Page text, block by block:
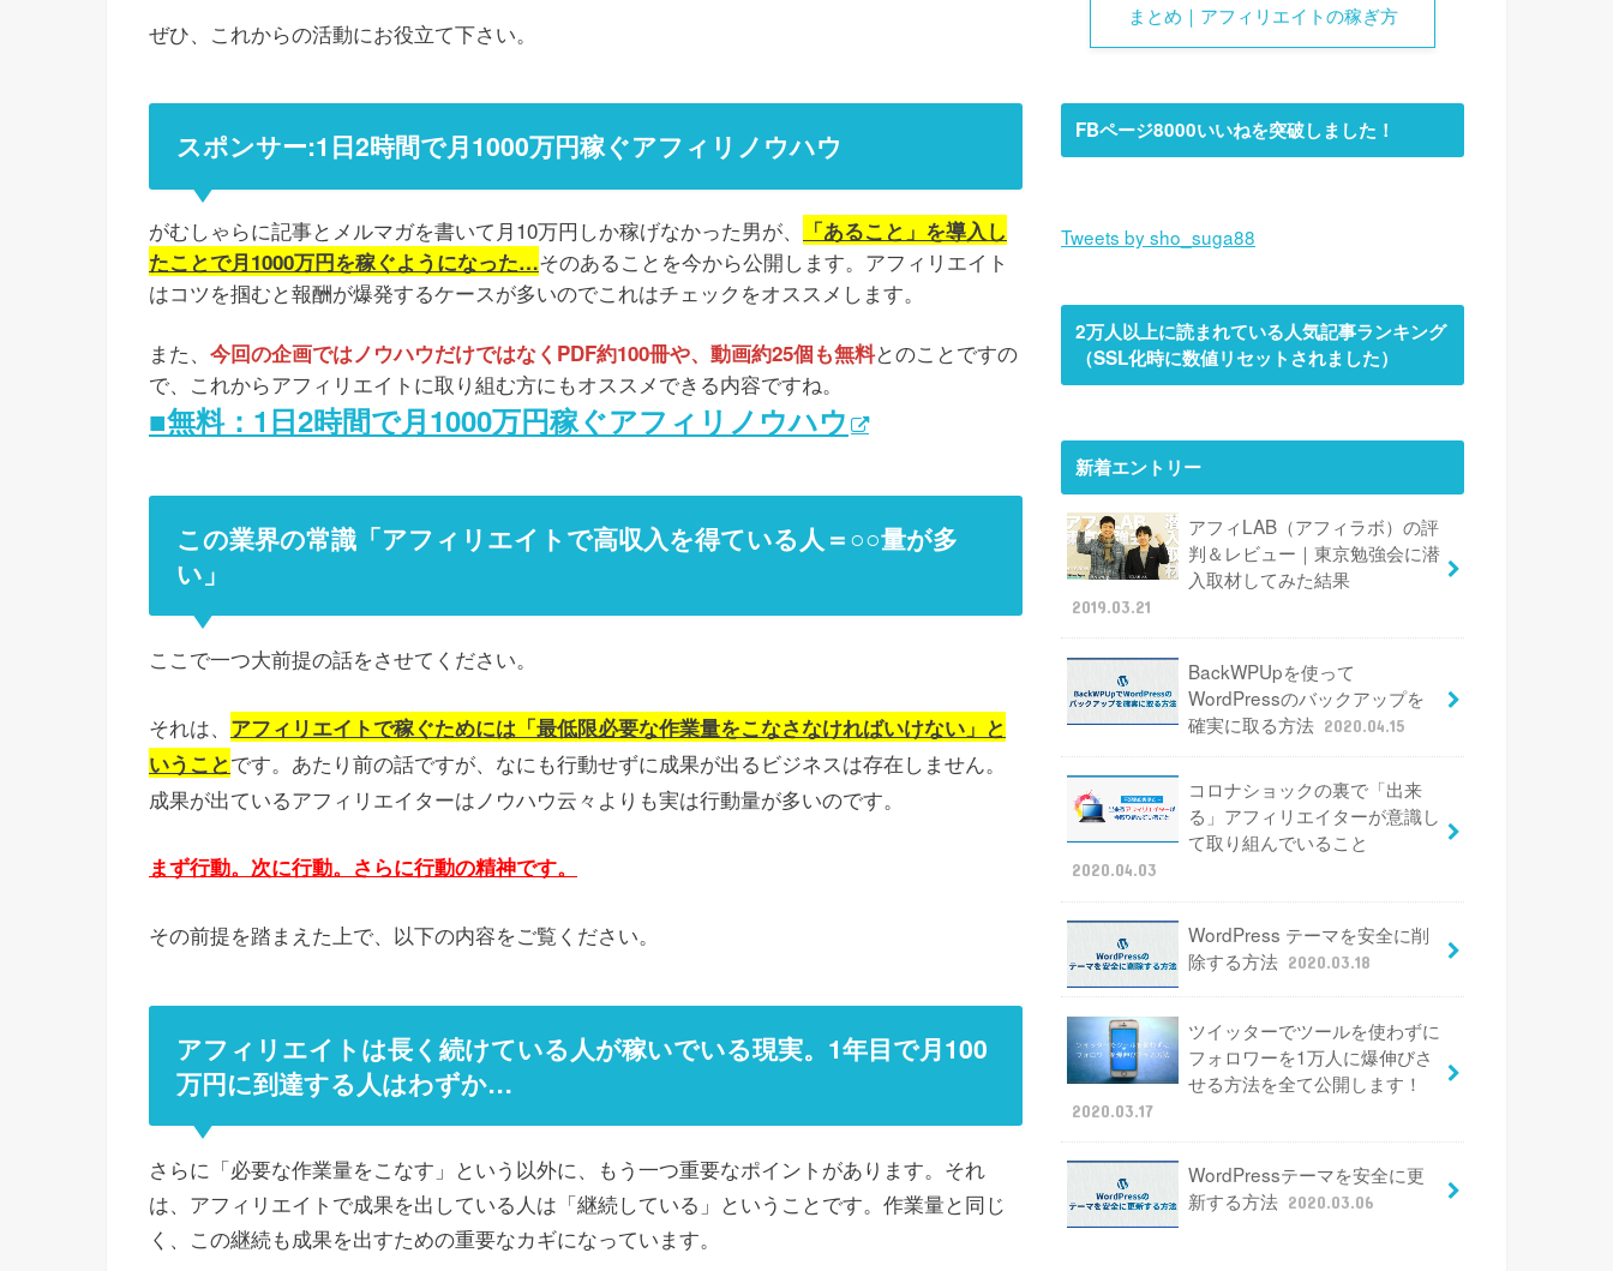
ぜひ、これからの活動にお役立て下さい。
スポンサー:1日2時間で月1000万円稼ぐアフィリノウハウ
がむしゃらに記事とメルマガを書いて月10万円しか稼げなかった男が、
「あること」を導入し
たことで月1000万円を稼ぐようになった…そのあることを今から公開します。アフィリエイト
はコツを掴むと報酬が爆発するケースが多いのでこれはチェックをオススメします。
また、 今回の企画ではノウハウだけではなくPDF約100冊や、動画約25個も無料とのことですの
で、これからアフィリエイトに取り組む方にもオススメできる内容ですね。
■無料：1日2時間で月1000万円稼ぐアフィリノウハウ
この業界の常識「アフィリエイトで高収入を得ている人＝○○量が多
い」
ここで一つ大前提の話をさせてください。
それは、 アフィリエイトで稼ぐためには「最低限必要な作業量をこなさなければいけない」と
いうことです。あたり前の話ですが、なにも行動せずに成果が出るビジネスは存在しません。
成果が出ているアフィリエイターはノウハウ云々よりも実は行動量が多いのです。
まず行動。次に行動。さらに行動の精神です。
その前提を踏まえた上で、以下の内容をご覧ください。
アフィリエイトは長く続けている人が稼いでいる現実。1年目で月100
万円に到達する人はわずか…
さらに「必要な作業量をこなす」という以外に、もう一つ重要なポイントがあります。それ
は、アフィリエイトで成果を出している人は「継続している」ということです。作業量と同じ
く、この継続も成果を出すための重要なカギになっています。
まとめ｜アフィリエイトの稼ぎ方
FBページ8000いいねを突破しました！
Tweets by sho_suga88
2万人以上に読まれている人気記事ランキング
（SSL化時に数値リセットされました）
新着エントリー
アフィLAB（アフィラボ）の評
判＆レビュー｜東京勉強会に潜
入取材してみた結果
2019.03.21
BackWPUpを使って
WordPressのバックアップを
確実に取る方法 2020.04.15
コロナショックの裏で「出来
る」アフィリエイターが意識し
て取り組んでいること
2020.04.03
WordPress テーマを安全に削
除する方法 2020.03.18
ツイッターでツールを使わずに
フォロワーを1万人に爆伸びさ
せる方法を全て公開します！
2020.03.17
WordPressテーマを安全に更
新する方法 2020.03.06